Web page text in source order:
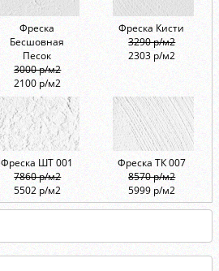
Фреска
Бесшовная
Песок
3000 р/м2
2100 р/м2
Фреска Кисти
3290 р/м2
2303 р/м2
Фреска ШТ 001
7860 р/м2
5502 р/м2
Фреска ТК 007
8570 р/м2
5999 р/м2